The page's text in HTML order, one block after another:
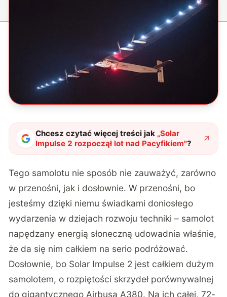
Chcesz czytać więcej treści jak „Solar
Impulse 2 rozpoczął lot nad Pacyfikiem"?
Tego samolotu nie sposób nie zauważyć, zarówno
w przenośni, jak i dosłownie. W przenośni, bo
jesteśmy dzięki niemu świadkami doniosłego
wydarzenia w dziejach rozwoju techniki – samolot
napędzany energią słoneczną udowadnia właśnie,
że da się nim całkiem na serio podróżować.
Dosłownie, bo Solar Impulse 2 jest całkiem dużym
samolotem, o rozpiętości skrzydeł porównywalnej
do gigantycznego Airbusa A380. Na ich całej, 72-